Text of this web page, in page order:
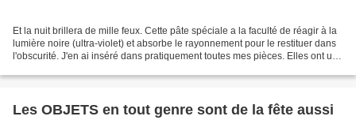
Et la nuit brillera de mille feux. Cette pâte spéciale a la faculté de réagir à la
lumière noire (ultra-violet) et absorbe le rayonnement pour le restituer dans
l'obscurité. J'en ai inséré dans pratiquement toutes mes pièces. Elles ont une
Les OBJETS en tout genre sont de la fête aussi